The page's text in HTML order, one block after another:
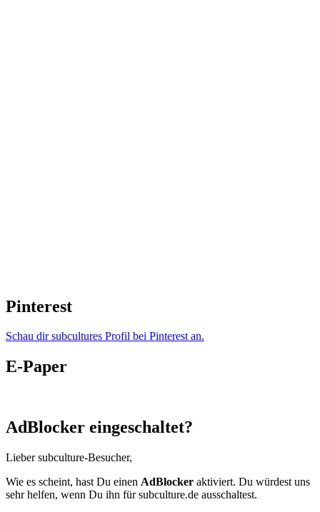
Pinterest
Schau dir subcultures Profil bei Pinterest an.
E-Paper
AdBlocker eingeschaltet?
Lieber subculture-Besucher,
Wie es scheint, hast Du einen AdBlocker aktiviert. Du würdest uns
sehr helfen, wenn Du ihn für subculture.de ausschaltest.